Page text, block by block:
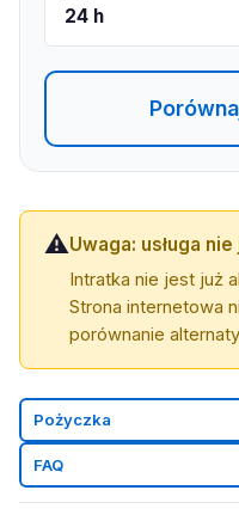
24 h
⚠️Uwaga: usługa
Intratka nie jest już
Strona internetowa
porównanie
Pożyczka
FAQ